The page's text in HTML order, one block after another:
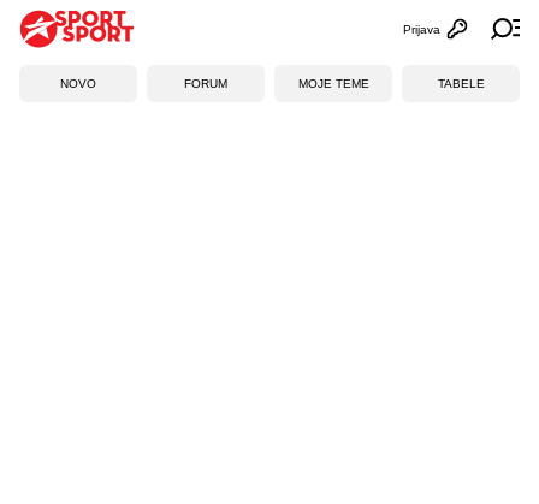
Otvori
Prijava
NOVO FORUM MOJE TEME TABELE